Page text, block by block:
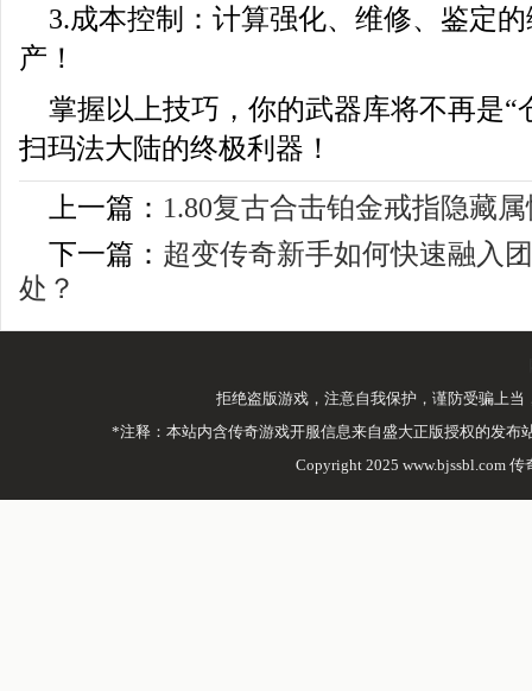
3.成本控制：计算强化、维修、鉴定
产！
掌握以上技巧，你的武器库将不再是“
扫玛法大陆的终极利器！
上一篇： 1.80复古合击铂金戒指隐藏
下一篇： 超变传奇新手如何快速融入
处？
拒绝盗版游戏，注意自我保护，谨防受骗上
*注释：本站内含传奇游戏开服信息来自盛大正版授权的发
Copyright 2025 www.bjssbl.com